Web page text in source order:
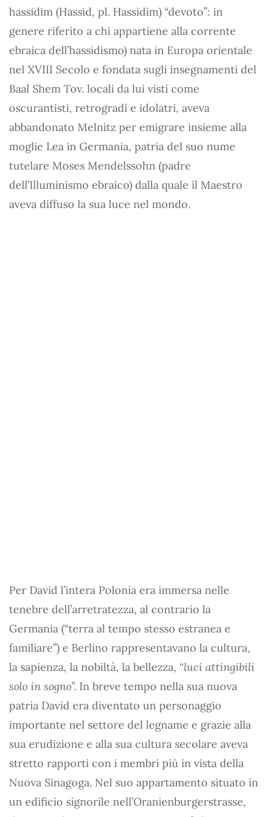
hassidim (Hassid, pl. Hassidim) “devoto”: in
genere riferito a chi appartiene alla corrente
ebraica dell’hassidismo) nata in Europa orientale
nel XVIII Secolo e fondata sugli insegnamenti del
Baal Shem Tov. locali da lui visti come
oscurantisti, retrogradi e idolatri, aveva
abbandonato Melnitz per emigrare insieme alla
moglie Lea in Germania, patria del suo nume
tutelare Moses Mendelssohn (padre
dell’Illuminismo ebraico) dalla quale il Maestro
aveva diffuso la sua luce nel mondo.
Per David l’intera Polonia era immersa nelle
tenebre dell’arretratezza, al contrario la
Germania (“terra al tempo stesso estranea e
familiare”) e Berlino rappresentavano la cultura,
la sapienza, la nobiltà, la bellezza, “luci attingibili
solo in sogno”. In breve tempo nella sua nuova
patria David era diventato un personaggio
importante nel settore del legname e grazie alla
sua erudizione e alla sua cultura secolare aveva
stretto rapporti con i membri più in vista della
Nuova Sinagoga. Nel suo appartamento situato in
un edificio signorile nell’Oranienburgerstrasse,